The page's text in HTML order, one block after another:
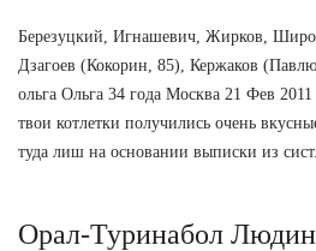
Березуцкий, Игнашевич, Жирков,
Дзагоев (Кокорин, 85), Кержаков
ольга Ольга 34 года Москва 21 Фев
твои котлетки получились очень
туда лиш на основании выписки из сист.
Орал-Туринабол